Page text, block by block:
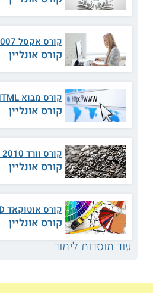
הפיננסים. כמו כן, מוצע
ופיתוח קוד באקסל. לאורך הקורסים
העבודה עם גיליונות אלקטרוניים.
קראו גם עלקורסים
המחשבים
מחפשים תכניות
ברעננה
קורס אקסל 2007 Excel
קורס אונליין
קורס מבוא HTML
קורס אונליין
קורס וורד 2010 Word
קורס אונליין
קורס אוטוקאד AutoCAD
קורס אונליין
עוד מוסדות לימוד